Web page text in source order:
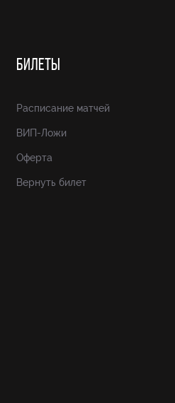
БИЛЕТЫ
Расписание матчей
ВИП-Ложи
Оферта
Вернуть билет